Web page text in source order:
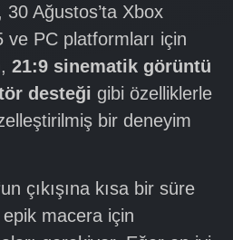
30 Ağustos’ta Xbox
PC platformları için
21:9 sinematik görüntü
desteği gibi özelliklerle
bir deneyim
çıkışına kısa bir süre
macera için